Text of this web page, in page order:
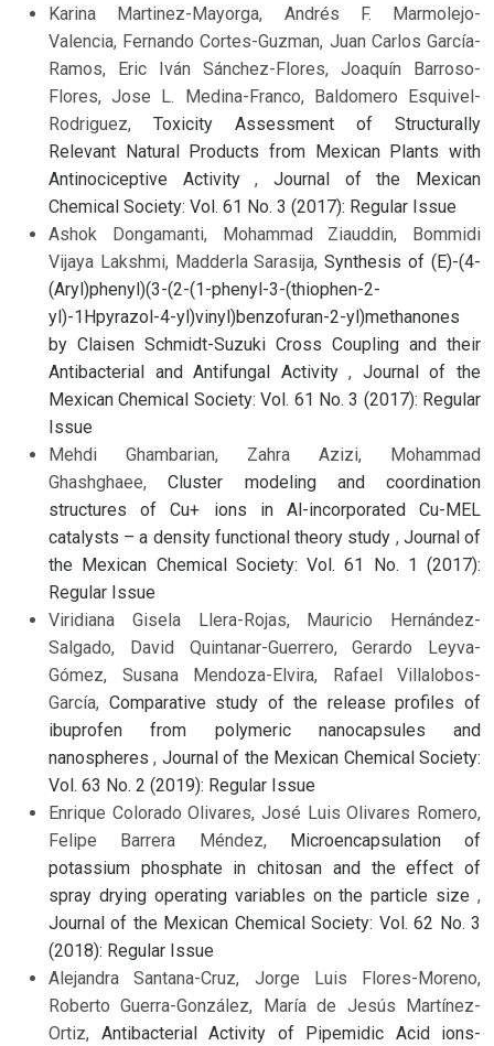
Karina Martinez-Mayorga, Andrés F. Marmolejo-
Valencia, Fernando Cortes-Guzman, Juan Carlos García-
Ramos, Eric Iván Sánchez-Flores, Joaquín Barroso-
Flores, Jose L. Medina-Franco, Baldomero Esquivel-
Rodriguez, Toxicity Assessment of Structurally
Relevant Natural Products from Mexican Plants with
Antinociceptive Activity,Journal of the Mexican
Chemical Society: Vol. 61 No. 3 (2017): Regular Issue
Ashok Dongamanti, Mohammad Ziauddin, Bommidi
Vijaya Lakshmi, Madderla Sarasija,Synthesis of (E)-(4-
(Aryl)phenyl)(3-(2-(1-phenyl-3-(thiophen-2-
yl)-1Hpyrazol-4-yl)vinyl)benzofuran-2-yl)methanones
by Claisen Schmidt-Suzuki Cross Coupling and their
Antibacterial and Antifungal Activity, Journal of the
Mexican Chemical Society: Vol. 61 No. 3 (2017): Regular
Issue
Mehdi Ghambarian, Zahra Azizi, Mohammad
Ghashghaee,Cluster modeling and coordination
structures of Cu+ ions in Al-incorporated Cu-MEL
catalysts – a density functional theory study , Journal of
the Mexican Chemical Society: Vol. 61 No. 1 (2017):
Regular Issue
Viridiana Gisela Llera-Rojas, Mauricio Hernández-
Salgado, David Quintanar-Guerrero, Gerardo Leyva-
Gómez, Susana Mendoza-Elvira, Rafael Villalobos-
García, Comparative study of the release profiles of
ibuprofen from polymeric nanocapsules and
nanospheres, Journal of the Mexican Chemical Society:
Vol. 63 No. 2 (2019): Regular Issue
Enrique Colorado Olivares, José Luis Olivares Romero,
Felipe Barrera Méndez, Microencapsulation of
potassium phosphate in chitosan and the effect of
spray drying operating variables on the particle size ,
Journal of the Mexican Chemical Society: Vol. 62 No. 3
(2018): Regular Issue
Alejandra Santana-Cruz, Jorge Luis Flores-Moreno,
Roberto Guerra-González, María de Jesús Martínez-
Ortiz, Antibacterial Activity of Pipemidic Acid ions-